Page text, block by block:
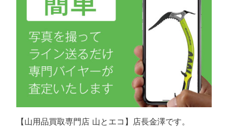
【山用品買取専門店 山とエコ】店長金澤です。